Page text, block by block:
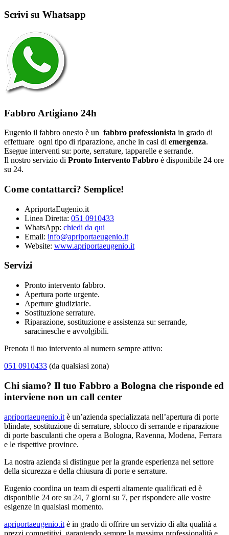
Scrivi su Whatsapp
Fabbro Artigiano 24h
Eugenio il fabbro onesto è un fabbro professionista in grado di
effettuare ogni tipo di riparazione, anche in casi di emergenza.
Esegue interventi su: porte, serrature, tapparelle e serrande.
Il nostro servizio di Pronto Intervento Fabbro è disponibile 24 ore
su 24.
Come contattarci? Semplice!
ApriportaEugenio.it
Linea Diretta: 051 0910433
WhatsApp: chiedi da qui
Email: info@apriportaeugenio.it
Website: www.apriportaeugenio.it
Servizi
Pronto intervento fabbro.
Apertura porte urgente.
Aperture giudiziarie.
Sostituzione serrature.
Riparazione, sostituzione e assistenza su: serrande,
saracinesche e avvolgibili.
Prenota il tuo intervento al numero sempre attivo:
051 0910433 (da qualsiasi zona)
Chi siamo? Il tuo Fabbro a Bologna che risponde ed
interviene non un call center
apriportaeugenio.it è un’azienda specializzata nell’apertura di porte
blindate, sostituzione di serrature, sblocco di serrande e riparazione
di porte basculanti che opera a Bologna, Ravenna, Modena, Ferrara
e le rispettive province.
La nostra azienda si distingue per la grande esperienza nel settore
della sicurezza e della chiusura di porte e serrature.
Eugenio coordina un team di esperti altamente qualificati ed è
disponibile 24 ore su 24, 7 giorni su 7, per rispondere alle vostre
esigenze in qualsiasi momento.
apriportaeugenio.it è in grado di offrire un servizio di alta qualità a
prezzi competitivi, garantendo sempre la massima professionalità e